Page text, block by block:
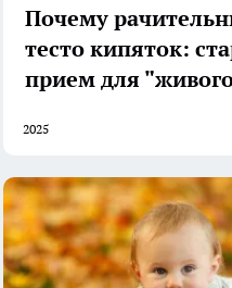
Почему
тесто кипяток:
прием для
2025